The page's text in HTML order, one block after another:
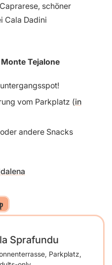
schöner
Cala Dadini
Tejalone
vom Parkplatz (in
andere Snacks
Sprafundu
Parkplatz,